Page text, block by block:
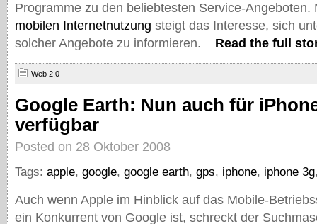
Programme zu den beliebtesten Service-
mobilen Internetnutzung steigt das Interesse, sich
solcher Angebote zu informieren.
Read the full
Web 2.0
Google Earth: Nun auch für
verfügbar
Posted on 28 Oktober 2008
Tags: apple, google, google earth, gps, iphone, iphone 3g
Auch wenn Apple im Hinblick auf das Mobile-
ein Konkurrent von Google ist, schreckt der